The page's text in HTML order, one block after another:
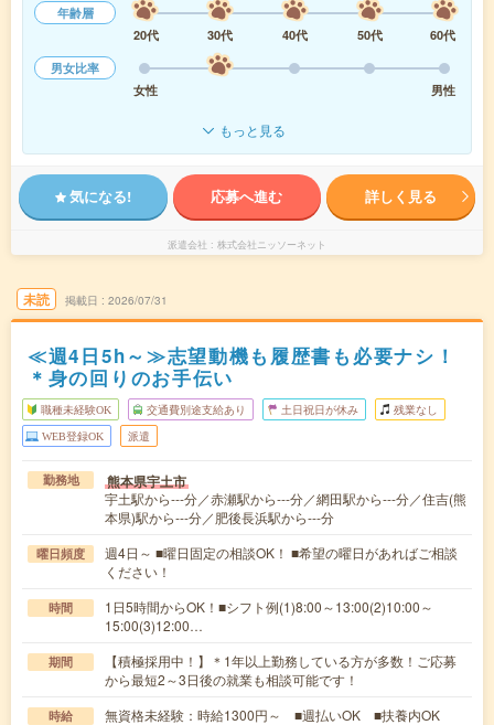
年齢層
20代
30代 40代 50代
60代
男女比率
女性
男性
もっと見る
気になる! 応募へ進む 詳しく見る
派遣会社 株式会社ニッソーネット
未読 掲載日 2026/07/31
≪週4日5h～≫志望動機も履歴書も必要ナシ！
＊身の回りのお手伝い
職種未経験OK 交通費別途支給あり 土日祝日が休み 残業なし
WEB登録OK 派遣
勤務地 熊本県宇土市
宇土駅から---分／赤瀬駅から---分／網田駅から---分／住吉(熊
本県)駅から---分／肥後長浜駅から---分
曜日頻度
週4日～ ■曜日固定の相談OK！ ■希望の曜日があればご相談
ください！
時間
1日5時間からOK！■シフト例(1)8:00～13:00(2)10:00～
15:00(3)12:00…
期間
【積極採用中！】＊1年以上勤務している方が多数！ご応募
から最短2～3日後の就業も相談可能です！
時給 無資格未経験：時給1300円～ ■週払いOK ■扶養内OK